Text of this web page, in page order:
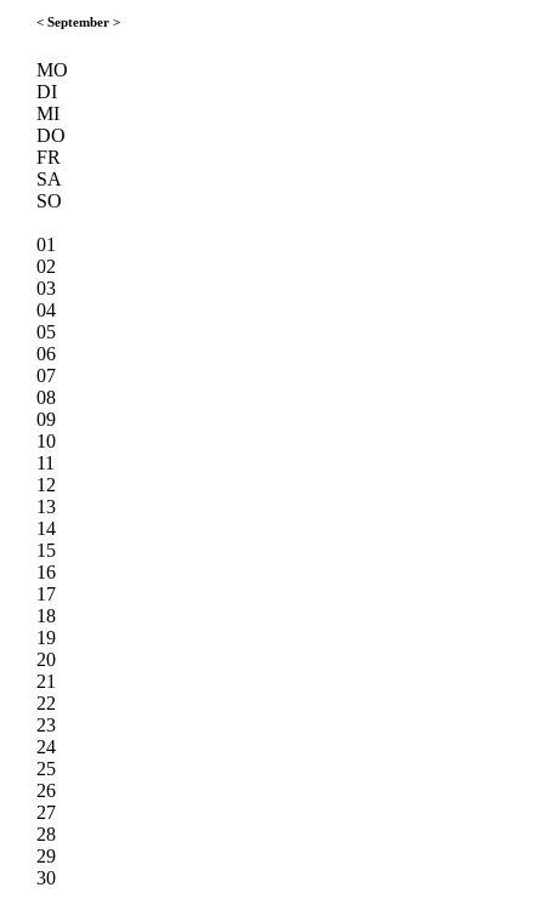
< September >
MO
DI
MI
DO
FR
SA
SO
01
02
03
04
05
06
07
08
09
10
11
12
13
14
15
16
17
18
19
20
21
22
23
24
25
26
27
28
29
30